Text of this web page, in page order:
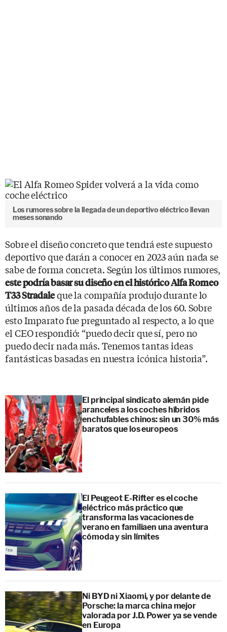
Los rumores sobre la llegada de un deportivo eléctrico llevan
meses sonando
Sobre el diseño concreto que tendrá este supuesto
deportivo que darán a conocer en 2023 aún nada se
sabe de forma concreta. Según los últimos rumores,
este podría basar su diseño en el histórico Alfa Romeo
T33 Stradaleque la compañía produjo durante lo
últimos años de la pasada década de los 60. Sobre
esto Imparato fue preguntado al respecto, a lo que
el CEO respondió: “puedo decir que sí, pero no
puedo decir nada más. Tenemos tantas ideas
fantásticas basadas en nuestra icónica historia”.
El principal sindicato alemán pide
aranceles a los coches híbridos
enchufables chinos: sin un 30% más
baratos que los europeos
El Peugeot E-Rifter es el coche
eléctrico más práctico que
transforma las vacaciones de
verano en familiaen una aventura
cómoda y sin límites
Ni BYD ni Xiaomi, y por delante de
Porsche: la marca china mejor
valorada por J.D. Power ya se vende
en Europa